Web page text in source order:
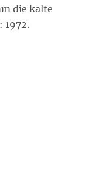
die kalte
1972.